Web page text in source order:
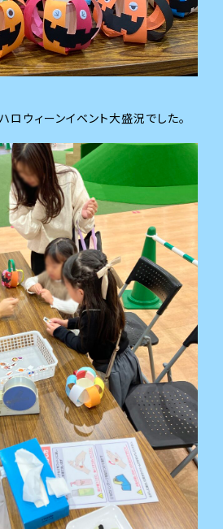
ロウィーンイベント大盛況でした。